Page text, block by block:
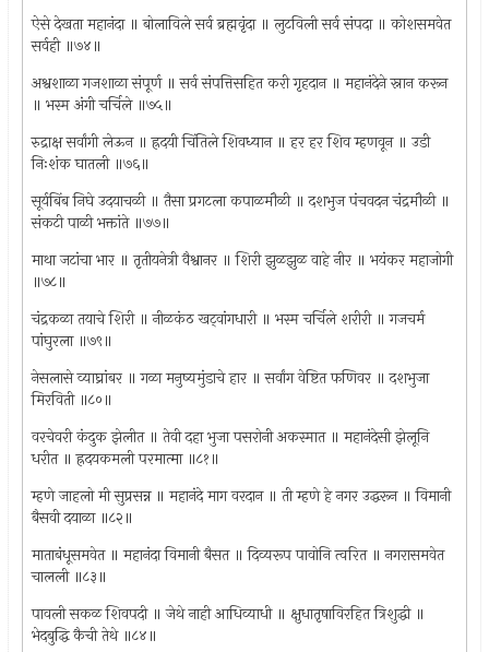
ऐसे देखता महानंदा ॥ बोलाविले सर्व ब्रह्मवृंदा ॥ लुटविली सर्व संपदा ॥ कोशसमवेत
सर्वही ॥७४॥
अश्वशाळा गजशाळा संपूर्ण ॥ सर्व संपत्तिसहित करी गृहदान ॥ महानंदेने स्नान करून
॥ भस्म अंगी चर्चिले ॥७५॥
रुद्राक्ष सर्वांगी लेऊन ॥ ह्रदयी चिंतिले शिवध्यान ॥ हर हर शिव म्हणवून ॥ उडी
निःशंक घातली ॥७६॥
सूर्यबिंब निघे उदयाचळी ॥ तैसा प्रगटला कपाळमौळी ॥ दशभुज पंचवदन चंद्रमौळी ॥
संकटी पाळी भक्तांते ॥७७॥
माथा जटांचा भार ॥ तृतीयनेत्री वैश्वानर ॥ शिरी झुळझुळ वाहे नीर ॥ भयंकर महाजोगी
॥७८॥
चंद्रकळा तयाचे शिरी ॥ नीळकंठ खट्‌वांगधारी ॥ भस्म चर्चिले शरीरी ॥ गजचर्म
पांघुरला ॥७९॥
नेसलासे व्याघ्रांबर ॥ गळा मनुष्यमुंडाचे हार ॥ सर्वांग वेष्टित फणिवर ॥ दशभुजा
मिरविती ॥८०॥
वरचेवरी कंदुक झेलीत ॥ तेवी दहा भुजा पसरोनी अकस्मात ॥ महानंदेसी झेलूनि
धरीत ॥ ह्रदयकमली परमात्मा ॥८१॥
म्हणे जाहलो मी सुप्रसन्न ॥ महानंदे माग वरदान ॥ ती म्हणे हे नगर उद्धरून ॥ विमानी
बैसवी दयाळा ॥८२॥
माताबंधूसमवेत ॥ महानंदा विमानी बैसत ॥ दिव्यरूप पावोनि त्वरित ॥ नगरासमवेत
चालली ॥८३॥
पावली सकळ शिवपदी ॥ जेथे नाही आधिव्याधी ॥ क्षुधातृषाविरहित त्रिशुद्धी ॥
भेदबुद्धि कैची तेथे ॥८४॥